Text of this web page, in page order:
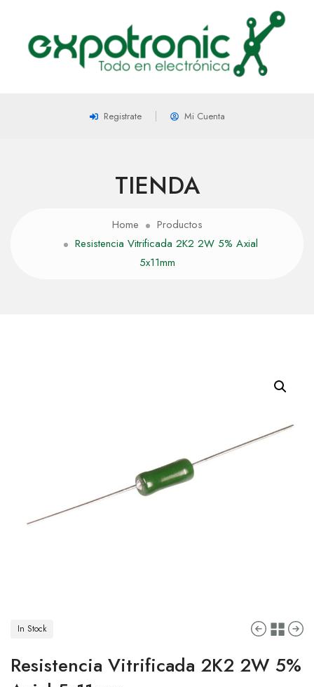
Registrate Mi Cuenta
TIENDA
Home
Productos
Resistencia Vitrificada 2K2 2W 5% Axial
5x11mm
In Stock
Resistencia Vitrificada 2K2 2W 5%